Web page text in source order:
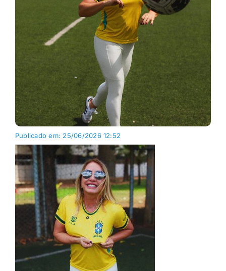
Publicado em: 25/06/2026 12:52